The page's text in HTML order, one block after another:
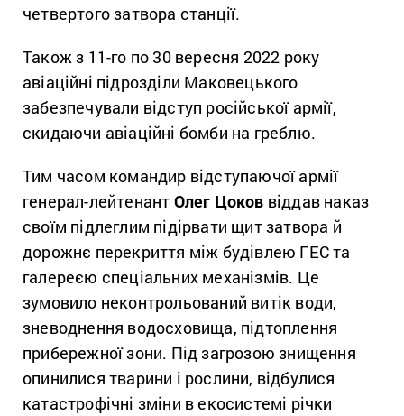
четвертого затвора станції.
Також з 11-го по 30 вересня 2022 року
авіаційні підрозділи Маковецького
забезпечували відступ російської армії,
скидаючи авіаційні бомби на греблю.
Тим часом командир відступаючої армії
генерал-лейтенант Олег Цоков віддав наказ
своїм підлеглим підірвати щит затвора й
дорожнє перекриття між будівлею ГЕС та
галереєю спеціальних механізмів. Це
зумовило неконтрольований витік води,
зневоднення водосховища, підтоплення
прибережної зони. Під загрозою знищення
опинилися тварини і рослини, відбулися
катастрофічні зміни в екосистемі річки